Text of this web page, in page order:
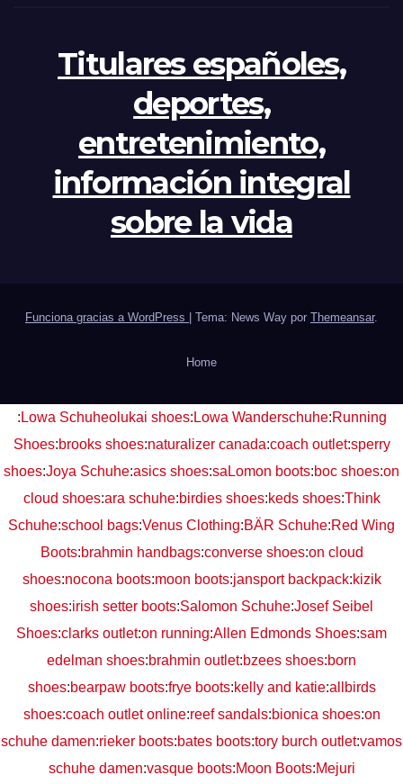
Titulares españoles,
deportes,
entretenimiento,
información integral
sobre la vida
Funciona gracias a WordPress Tema: News Way por Themeansar.
Home
: Lowa Schuheolukai shoes: Lowa Wanderschuhe:Running
Shoes:brooks shoes:naturalizer canada:coach outlet:sperry
shoes:Joya Schuhe:asics shoes:saLomon boots:boc shoes:on
cloud shoes:ara schuhe:birdies shoes:keds shoes:Think
Schuhe:school bags:Venus Clothing:BÄR Schuhe:Red Wing
Boots:brahmin handbags:converse shoes:on cloud
shoes:nocona boots:moon boots:jansport backpack:kizik
shoes:irish setter boots:Salomon Schuhe:Josef Seibel
Shoes:clarks outlet:on running:Allen Edmonds Shoes:sam
edelman shoes:brahmin outlet:bzees shoes:born
shoes:bearpaw boots:frye boots:kelly and katie:allbirds
shoes:coach outlet online:reef sandals:bionica shoes:on
schuhe damen:rieker boots:bates boots:tory burch outlet:vamos
schuhe damen:vasque boots:Moon Boots:Mejuri